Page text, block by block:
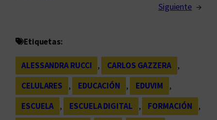
Siguiente →
Etiquetas:
ALESSANDRA RUCCI , CARLOS GAZZERA
,
CELULARES
, EDUCACIÓN , EDUVIM
,
ESCUELA
, ESCUELA DIGITAL , FORMACIÓN